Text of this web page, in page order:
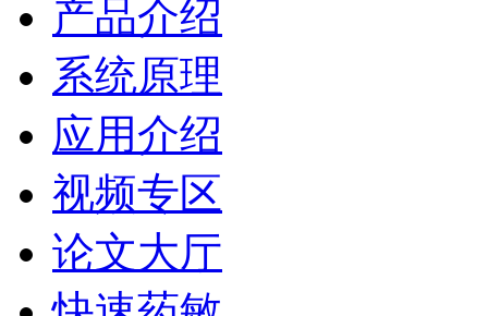
产品介绍
系统原理
应用介绍
视频专区
论文大厅